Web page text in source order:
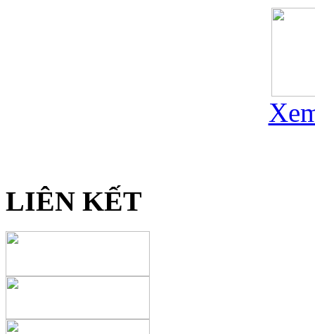
LIÊN KẾT